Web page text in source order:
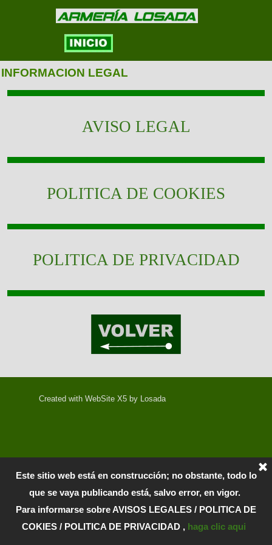
INFORMACION LEGAL
AVISO LEGAL
POLITICA DE COOKIES
POLITICA DE PRIVACIDAD
Created with WebSite X5 by Losada
Este sitio web está en construcción; no obstante, todo lo
que se vaya publicando está, salvo error, en vigor.
Para informarse sobre AVISOS LEGALES / POLITICA DE
COKIES / POLITICA DE PRIVACIDAD , haga clic aqui